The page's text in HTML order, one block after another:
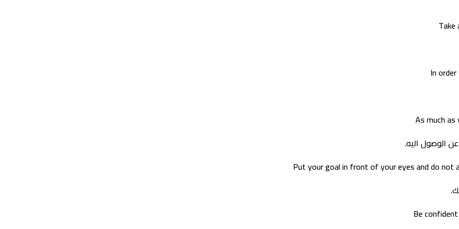
In
As much
الوصول اليه.
Put your goal in front of your eyes and do
Be